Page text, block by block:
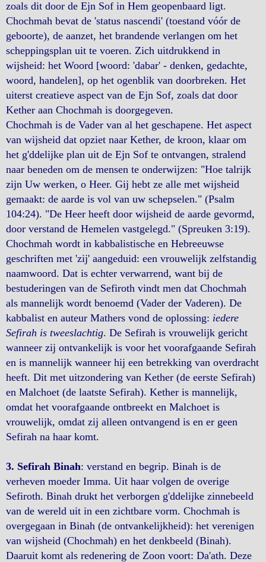
zoals dit door de Ejn Sof in Hem geopenbaard ligt.
Chochmah bevat de 'status nascendi' (toestand vóór de
geboorte), de aanzet, het brandende verlangen om het
scheppingsplan uit te voeren. Zich uitdrukkend in
wijsheid: het Woord [woord: 'dabar' - denken, gedachte,
woord, handelen], op het ogenblik van doorbreken. Het
uiterst creatieve aspect van de Ejn Sof, zoals dat door
Kether aan Chochmah is doorgegeven.
Chochmah is de Vader van al het geschapene. Het aspect
van wijsheid dat opziet naar Kether, de kroon, klaar om
het g'ddelijke plan uit de Ejn Sof te ontvangen, stralend
naar beneden om de mensen te onderwijzen: "Hoe talrijk
zijn Uw werken, o Heer. Gij hebt ze alle met wijsheid
gemaakt: de aarde is vol van uw schepselen." (Psalm
104:24). "De Heer heeft door wijsheid de aarde gevormd,
door verstand de Hemelen vastgelegd." (Spreuken 3:19).
Chochmah wordt in kabbalistische en Hebreeuwse
geschriften met 'zij' aangeduid: een vrouwelijk zelfstandig
naamwoord. Dat is echter verwarrend, want bij de
bestuderingen van de Sefiroth vindt men dat Chochmah
als mannelijk wordt benoemd (Vader der Vaderen). De
kabbalist en auteur Mathers vond de oplossing: iedere
Sefirah is tweeslachtig. De Sefirah is vrouwelijk gericht
wanneer zij ontvankelijk is voor het voorafgaande Sefirah
en is mannelijk wanneer hij een betrekking van overdracht
heeft. Dit met uitzondering van Kether (de eerste Sefirah)
en Malchoet (de laatste Sefirah). Kether is mannelijk,
omdat het voorafgaande ontbreekt en Malchoet is
vrouwelijk, omdat zij alleen ontvangend is en er geen
Sefirah na haar komt.
3. Sefirah Binah: verstand en begrip. Binah is de
verheven moeder Imma. Uit haar volgen de overige
Sefiroth. Binah drukt het verborgen g'ddelijke zinnebeeld
van de wereld uit in een zichtbare vorm. Chochmah is
overgegaan in Binah (de ontvankelijkheid): het verenigen
van wijsheid (Chochmah) en het denkbeeld (Binah).
Daaruit komt als redenering de Zoon voort: Da'ath. Deze